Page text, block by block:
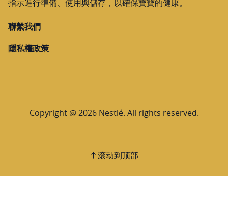
指示進行準備、使用與儲存，以確保寶寶的健康。
聯繫我們
隱私權政策
Copyright @ 2026 Nestlé. All rights reserved.
滚动到顶部